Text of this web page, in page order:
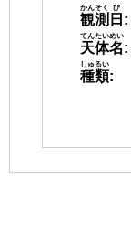
観測
かんそく
日
び
:
天体名
てんたいめい
:
種類
しゅるい
: